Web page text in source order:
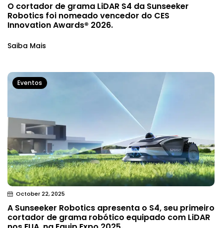
O cortador de grama LiDAR S4 da Sunseeker
Robotics foi nomeado vencedor do CES
Innovation Awards® 2026.
Saiba Mais
Eventos
October 22, 2025
A Sunseeker Robotics apresenta o S4, seu primeiro
cortador de grama robótico equipado com LiDAR